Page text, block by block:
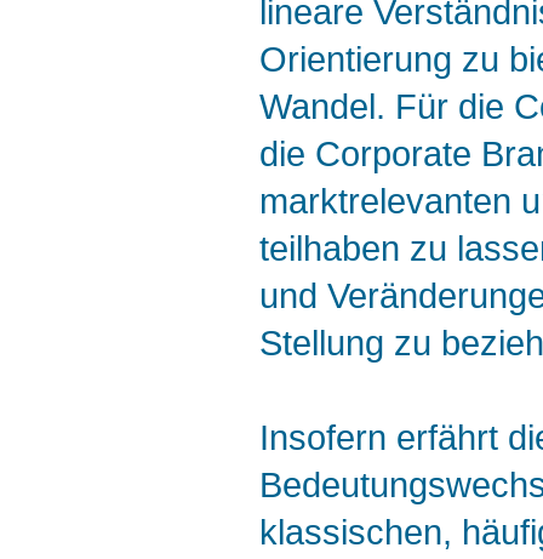
lineare
Orientierung zu
Wandel. Für die
die Corporate
marktrelevanten
teilhaben zu
und
Stellung zu
Insofern erfährt
klassischen,